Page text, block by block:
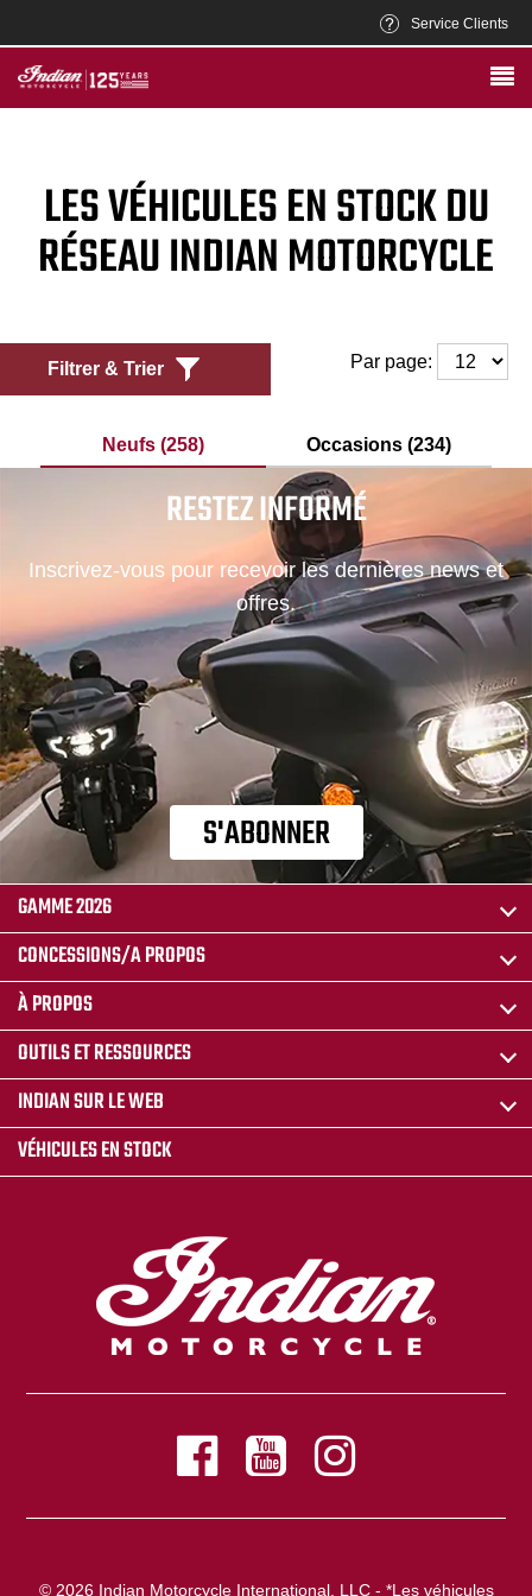
Service Clients
LES VÉHICULES EN STOCK DU
RÉSEAU INDIAN MOTORCYCLE
Filtrer & Trier Par page:
Neufs (258) Occasions (234)
RESTEZ INFORMÉ
Inscrivez-vous pour recevoir les dernières news et
offres.
S'ABONNER
GAMME 2026
CONCESSIONS/A PROPOS
À PROPOS
OUTILS ET RESSOURCES
INDIAN SUR LE WEB
VÉHICULES EN STOCK
© 2026 Indian Motorcycle International, LLC - *Les véhicules